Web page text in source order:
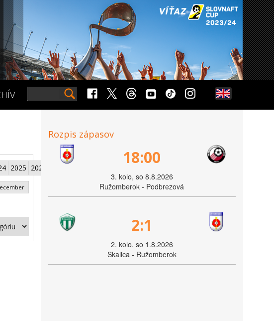
2025 2026
Rozpis zápasov
18:00
3. kolo, so 8.8.2026
Ružomberok - Podbrezová
2:1
2. kolo, so 1.8.2026
Skalica - Ružomberok